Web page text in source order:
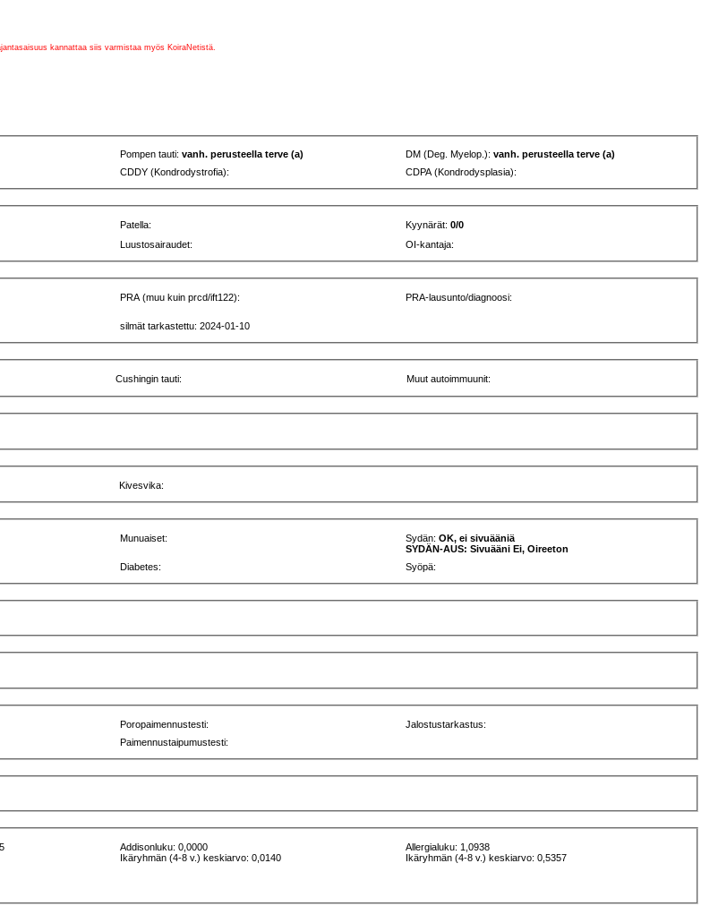
kannattaa siis varmistaa myös KoiraNetistä.
Pompen tauti:vanh. perusteella terve (a) DM (Deg. Myelop.):vanh. perusteella terve (a)
CDDY (Kondrodystrofia): CDPA (Kondrodysplasia):
Patella: Kyynärät:0/0
Luustosairaudet: OI-kantaja:
PRA (muu kuin prcd/ift122): PRA-lausunto/diagnoosi:
silmät tarkastettu: 2024-01-10
Cushingin tauti: Muut autoimmuunit:
Kivesvika:
Munuaiset: Sydän:OK, ei sivuääniä
SYDÄN-AUS: Sivuääni Ei, Oireeton
Diabetes: Syöpä:
Poropaimennustesti:
Jalostustarkastus:
Paimennustaipumustesti:
Addisonluku: 0,0000
Ikäryhmän (4-8 v.) keskiarvo: 0,0140
Allergialuku: 1,0938
Ikäryhmän (4-8 v.) keskiarvo: 0,5357